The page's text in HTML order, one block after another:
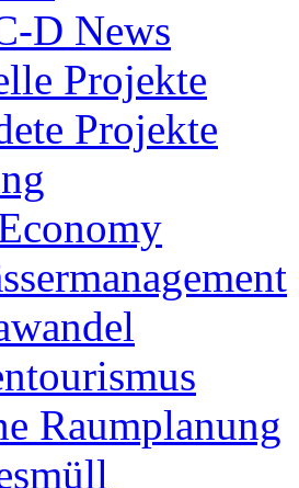
D News
Projekte
Projekte
Raumplanung